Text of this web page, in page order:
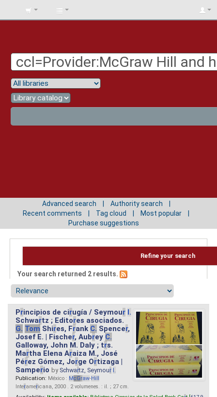
BIBLIOTECA
Advanced search
Authority search
Recent comments
Tag cloud
Most popular
Purchase suggestions
Refine your search
Your search returned 2 results.
Principios de cirugía / Seymour I.
Schwartz ; Editores asociados.
G. Tom Shires, Frank C. Spencer,
Josef E. | Fischer, Aubrey C.
Galloway, John M. Daly ; trs.
Martha Elena Araiza M., José
Pérez Gómez, Jorge Ortizaga |
Samperio by Schwartz, Seymour I.
Publication: México : McGraw-Hill
Interamericana, 2000 . 2 volumenes. : il. ; 27 cm.